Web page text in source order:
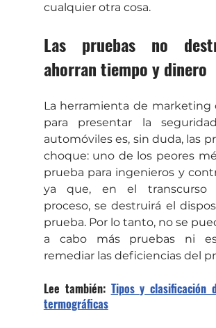
cualquier otra cosa.
Las pruebas no
ahorran tiempo y dinero
La herramienta de marketing
para presentar la
automóviles es, sin duda, las
choque: uno de los peores
prueba para ingenieros y
ya que, en el transcurso
proceso, se destruirá el
prueba. Por lo tanto, no se
a cabo más pruebas ni
remediar las deficiencias del
Lee también: Tipos y clasificación
termográficas